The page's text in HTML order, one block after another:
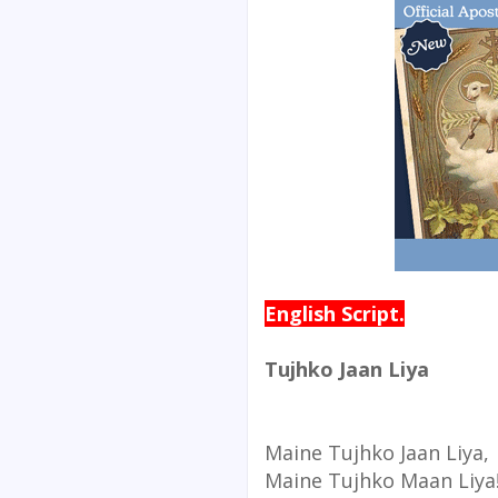
English Script.
Tujhko Jaan Liya
Maine Tujhko Jaan Liya,
Maine Tujhko Maan